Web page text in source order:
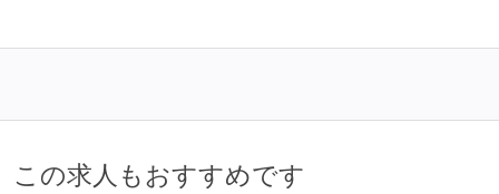
この求人もおすすめです